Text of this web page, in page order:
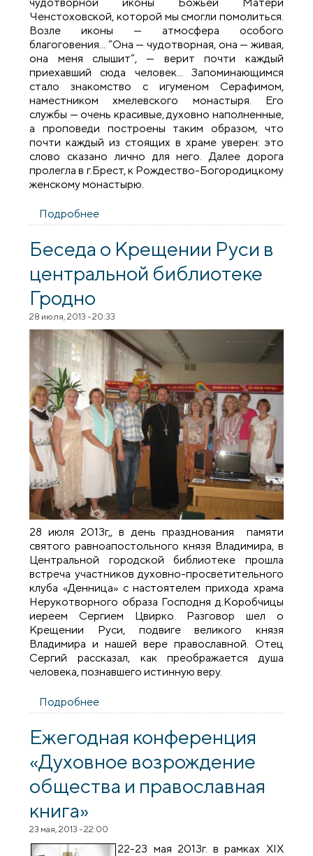
Ченстоховской, которой мы смогли помолиться.
Возле иконы — атмосфера особого
благоговения... “Она — чудотворная, она — живая,
она меня слышит”, — верит почти каждый
приехавший сюда человек... Запоминающимся
стало знакомство с игуменом Серафимом,
наместником хмелевского монастыря. Его
службы — очень красивые, духовно наполненные,
а проповеди построены таким образом, что
почти каждый из стоящих в храме уверен: это
слово сказано лично для него. Далее дорога
пролегла в г.Брест, к Рождество-Богородицкому
женскому монастырю.
Подробнее
Владимирского братства на Брестскую
землю
Беседа о Крещении Руси в
центральной библиотеке
Гродно
28 июля, 2013 - 20:33
28 июля 2013г,, в день празднования памяти
святого равноапостольного князя Владимира, в
Центральной городской библиотеке прошла
встреча участников духовно-просветительного
клуба «Денница» с настоятелем прихода храма
Нерукотворного образа Господня д.Коробчицы
иереем Сергием Цвирко. Разговор шел о
Крещении Руси, подвиге великого князя
Владимира и нашей вере православной. Отец
Сергий рассказал, как преображается душа
человека, познавшего истинную веру.
Подробнее
центральной библиотеке Гродно
Ежегодная конференция
«Духовное возрождение
общества и православная
книга»
23 мая, 2013 - 22:00
22-23 мая 2013г. в рамках ХIХ